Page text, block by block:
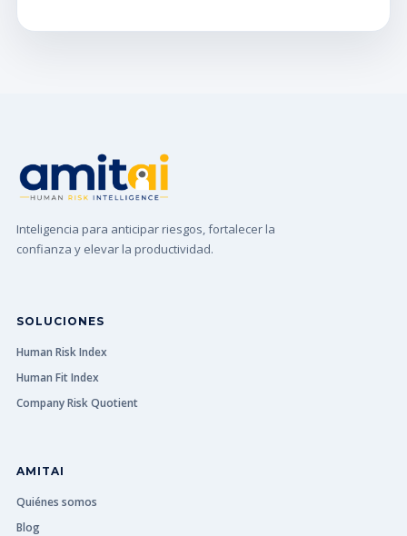
Inteligencia para anticipar riesgos, fortalecer la
confianza y elevar la productividad.
SOLUCIONES
Human Risk Index
Human Fit Index
Company Risk Quotient
AMITAI
Quiénes somos
Blog